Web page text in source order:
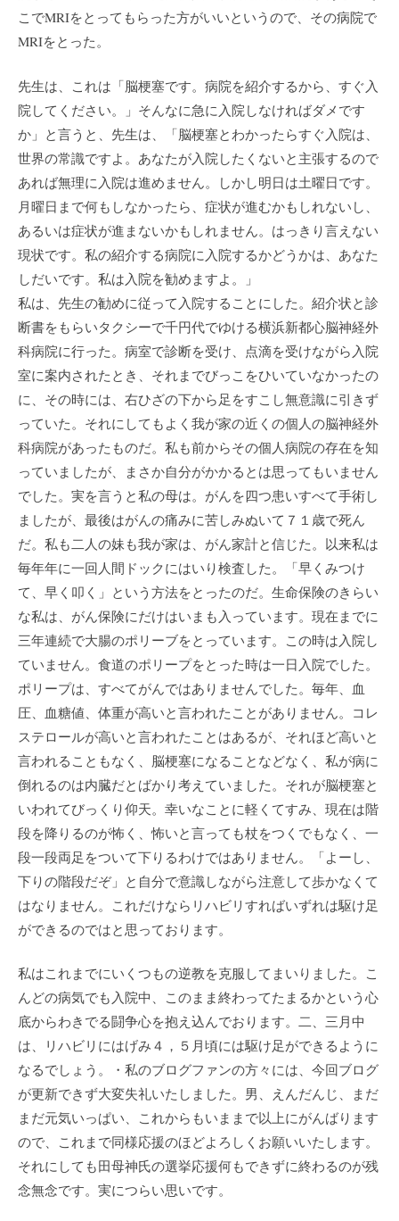
こでMRIをとってもらった方がいいというので、その病院で
MRIをとった。
先生は、これは「脳梗塞です。病院を紹介するから、すぐ入
院してください。」そんなに急に入院しなければダメです
か」と言うと、先生は、「脳梗塞とわかったらすぐ入院は、
世界の常識ですよ。あなたが入院したくないと主張するので
あれば無理に入院は進めません。しかし明日は土曜日です。
月曜日まで何もしなかったら、症状が進むかもしれないし、
あるいは症状が進まないかもしれません。はっきり言えない
現状です。私の紹介する病院に入院するかどうかは、あなた
しだいです。私は入院を勧めますよ。」
私は、先生の勧めに従って入院することにした。紹介状と診
断書をもらいタクシーで千円代でゆける横浜新都心脳神経外
科病院に行った。病室で診断を受け、点滴を受けながら入院
室に案内されたとき、それまでびっこをひいていなかったの
に、その時には、右ひざの下から足をすこし無意識に引きず
っていた。それにしてもよく我が家の近くの個人の脳神経外
科病院があったものだ。私も前からその個人病院の存在を知
っていましたが、まさか自分がかかるとは思ってもいません
でした。実を言うと私の母は。がんを四つ患いすべて手術し
ましたが、最後はがんの痛みに苦しみぬいて７１歳で死ん
だ。私も二人の妹も我が家は、がん家計と信じた。以来私は
毎年年に一回人間ドックにはいり検査した。「早くみつけ
て、早く叩く」という方法をとったのだ。生命保険のきらい
な私は、がん保険にだけはいまも入っています。現在までに
三年連続で大腸のポリーブをとっています。この時は入院し
ていません。食道のポリープをとった時は一日入院でした。
ポリープは、すべてがんではありませんでした。毎年、血
圧、血糖値、体重が高いと言われたことがありません。コレ
ステロールが高いと言われたことはあるが、それほど高いと
言われることもなく、脳梗塞になることなどなく、私が病に
倒れるのは内臓だとばかり考えていました。それが脳梗塞と
いわれてびっくり仰天。幸いなことに軽くてすみ、現在は階
段を降りるのが怖く、怖いと言っても杖をつくでもなく、一
段一段両足をついて下りるわけではありません。「よーし、
下りの階段だぞ」と自分で意識しながら注意して歩かなくて
はなりません。これだけならリハビリすればいずれは駆け足
ができるのではと思っております。
私はこれまでにいくつもの逆教を克服してまいりました。こ
んどの病気でも入院中、このまま終わってたまるかという心
底からわきでる闘争心を抱え込んでおります。二、三月中
は、リハビリにはげみ４，５月頃には駆け足ができるように
なるでしょう。・私のブログファンの方々には、今回ブログ
が更新できず大変失礼いたしました。男、えんだんじ、まだ
まだ元気いっぱい、これからもいままで以上にがんばります
ので、これまで同様応援のほどよろしくお願いいたします。
それにしても田母神氏の選挙応援何もできずに終わるのが残
念無念です。実につらい思いです。